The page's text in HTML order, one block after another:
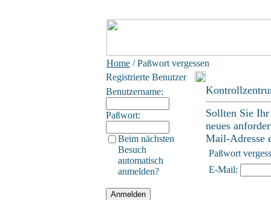
Home / Paßwort vergessen
Registrierte Benutzer
Benutzername:
Paßwort:
Beim nächsten
Besuch
automatisch
anmelden?
Sollten Sie
neues
Mail-Adresse
Paßwort
E-Mail: